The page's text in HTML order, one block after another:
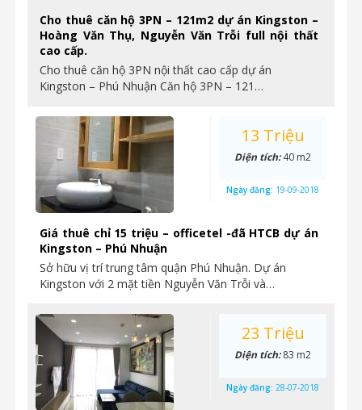
Cho thuê căn hộ 3PN – 121m2 dự án Kingston –
Hoàng Văn Thụ, Nguyễn Văn Trỗi full nội thất
cao cấp.
Cho thuê căn hộ 3PN nội thất cao cấp dự án
Kingston – Phú Nhuận Căn hộ 3PN – 121…
Giá thuê chỉ 15 triệu – officetel -đã HTCB dự án
Kingston – Phú Nhuận
Sở hữu vị trí trung tâm quận Phú Nhuận. Dự án
Kingston với 2 mặt tiền Nguyễn Văn Trỗi và…
13 Triệu
Diện tích:40 m2
Ngày đăng: 19-09-2018
23 Triệu
Diện tích:83 m2
Ngày đăng: 28-07-2018